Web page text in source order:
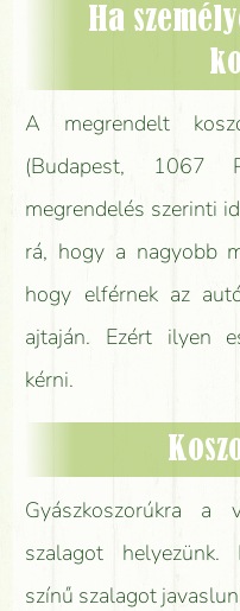
Ha
A megrendelt
(Budapest, 1067
megrendelés szerinti
rá, hogy a nagyobb
hogy elférnek az
ajtaján. Ezért ilyen
kérni.
Gyászkoszorúkra a
szalagot helyezünk.
színű szalagot